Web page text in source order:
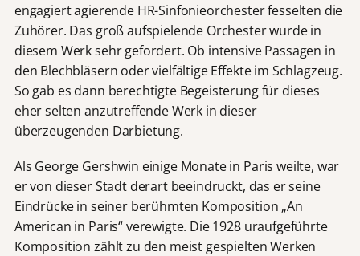
engagiert agierende HR-Sinfonieorchester fesselten die
Zuhörer. Das groß aufspielende Orchester wurde in
diesem Werk sehr gefordert. Ob intensive Passagen in
den Blechbläsern oder vielfältige Effekte im Schlagzeug.
So gab es dann berechtigte Begeisterung für dieses
eher selten anzutreffende Werk in dieser
überzeugenden Darbietung.
Als George Gershwin einige Monate in Paris weilte, war
er von dieser Stadt derart beeindruckt, das er seine
Eindrücke in seiner berühmten Komposition „An
American in Paris“ verewigte. Die 1928 uraufgeführte
Komposition zählt zu den meist gespielten Werken